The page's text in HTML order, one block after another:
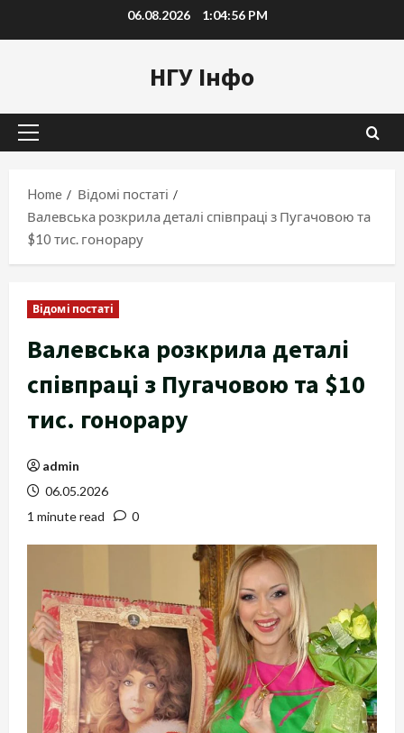
to
06.08.2026 1:04:57 PM
НГУ Інфо
Primary
Home
Відомі постаті
Валевська розкрила деталі співпраці з Пугачовою та
$10 тис. гонорару
Відомі постаті
Валевська розкрила деталі
співпраці з Пугачовою та $10
тис. гонорару
admin
06.05.2026
1 minute read
0